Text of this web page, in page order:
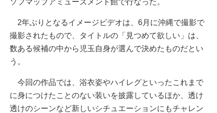
ソフマップアミューズメント館で行なった。
2年ぶりとなるイメージビデオは、6月に沖縄で撮影で
撮影されたもので、タイトルの「見つめて欲しい」は、
数ある候補の中から児玉自身が選んで決めたものだとい
う。
今回の作品では、浴衣姿やハイレグといったこれまで
に身につけたことのない装いを披露しているほか、透け
透けのシーンなど新しいシチュエーションにもチャレン